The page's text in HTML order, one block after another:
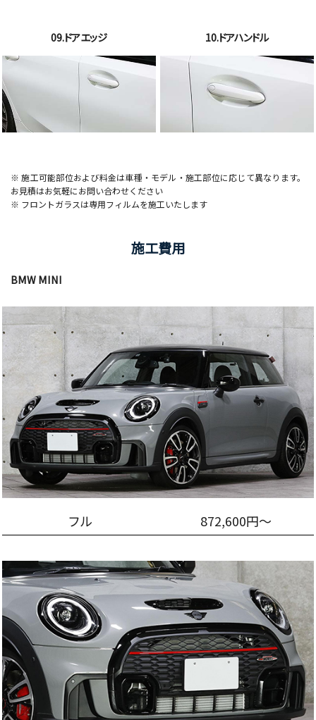
09.ドアエッジ 10.ドアハンドル
※ 施工可能部位および料金は車種・モデル・施工部位に応じて異なります。
お見積はお気軽にお問い合わせください
※ フロントガラスは専用フィルムを施工いたします
施工費用
BMW MINI
フル 872,600円～